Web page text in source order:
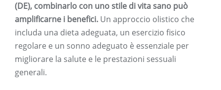
(DE), combinarlo con uno stile di vita sano può
amplificarne i benefici. Un approccio olistico che
includa una dieta adeguata, un esercizio fisico
regolare e un sonno adeguato è essenziale per
migliorare la salute e le prestazioni sessuali
generali.